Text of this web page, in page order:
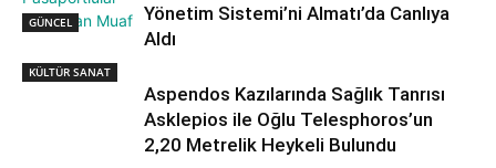
GÜNCEL
Yönetim Sistemi’ni Almatı’da Canlıya
Aldı
KÜLTÜR SANAT
Aspendos Kazılarında Sağlık Tanrısı
Asklepios ile Oğlu Telesphoros’un
2,20 Metrelik Heykeli Bulundu